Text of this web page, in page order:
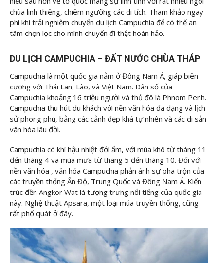
chùa linh thiêng, chiêm ngưỡng các di tích. Tham khảo ngay
phí khi trải nghiệm chuyến du lịch Campuchia để có thể an
tâm chọn lọc cho mình chuyến đi thật hoàn hảo.
DU LỊCH CAMPUCHIA – ĐẤT NƯỚC CHÙA THÁP
Campuchia là một quốc gia nằm ở Đông Nam Á, giáp biên
cương với Thái Lan, Lào, và Việt Nam. Dân số của
Campuchia khoảng 16 triệu người và thủ đô là Phnom Penh.
Campuchia thu hút du khách với nền văn hóa đa dạng và lịch
sử phong phú, bằng các cảnh đẹp khá tự nhiên và các di sản
văn hóa lâu đời.
Campuchia có khí hậu nhiệt đới ẩm, với mùa khô từ tháng 11
đến tháng 4 và mùa mưa từ tháng 5 đến tháng 10. Đối với
nền văn hóa , văn hóa Campuchia phản ánh sự pha trộn của
các truyền thống Ấn Độ, Trung Quốc và Đông Nam Á. Kiến
trúc đền Angkor Wat là tượng trưng nổi tiếng của quốc gia
này. Nghệ thuật Apsara, một loại múa truyền thống, cũng
rất phổ quát ở đây.